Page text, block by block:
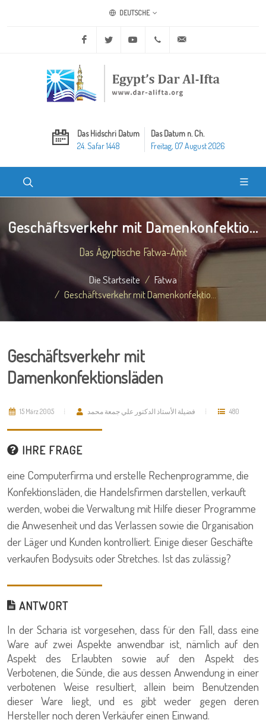
DEUTSCHE
Facebook Twitter Youtube +20 2 25970400
Das Hidschri Datum
24. Safar 1448
Das Datum n. Ch.
Freitag, 07 August 2026
Geschäftsverkehr mit Damenkonfektio...
Das Ägyptische Fatwa-Amt
Die Startseite
Fatwa
Geschäftsverkehr mit Damenkonfektio...
Geschäftsverkehr mit
Damenkonfektionsläden
15 März 2005 فضيلة الأستاذ الدكتور علي جمعة محمد 480
IHRE FRAGE
eine Computerfirma und erstelle Rechenprogramme, die
Konfektionsläden, die Handelsfirmen darstellen, verkauft
werden, wobei die Verwaltung mit Hilfe dieser Programme
die Anwesenheit und das Verlassen sowie die Organisation
der Läger und Kunden kontrolliert. Einige dieser Geschäfte
verkaufen Bodysuits oder Stretches. Ist das zulässig?
ANTWORT
In der Scharia ist vorgesehen, dass für den Fall, dass eine
Ware auf zwei Aspekte anwendbar ist, nämlich auf den
Aspekt des Erlaubten sowie auf den Aspekt des
Verbotenen, die Sünde, die aus dessen Anwendung in einer
verbotenen Weise resultiert, allein beim Benutzenden
dieser Ware liegt, und es gibt weder gegen deren
Hersteller noch deren Verkäufer einen Einwand.